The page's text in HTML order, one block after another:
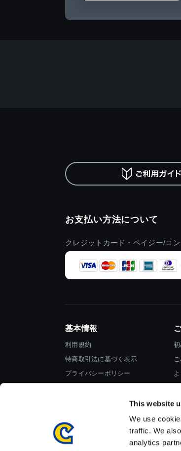
This website
We use
traffic. We
analytics
お支払い方法について
クレジットカード・ペイジー/コ
基本情報
利用規約
特商取引法に基づく表示
プライバシーポリシー